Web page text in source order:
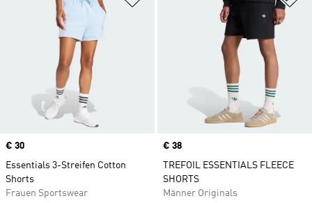
Price
€ 30
Essentials 3-Streifen Cotton
Shorts
Frauen Sportswear
Price
€ 38
TREFOIL ESSENTIALS FLEECE
SHORTS
Männer Originals